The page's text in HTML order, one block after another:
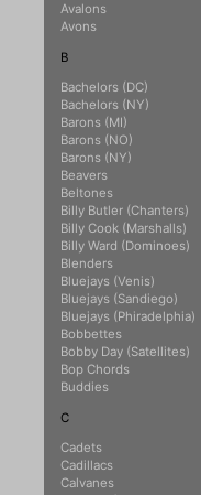
Avalons
Avons
B
Bachelors (DC)
Bachelors (NY)
Barons (MI)
Barons (NO)
Barons (NY)
Beavers
Beltones
Billy Butler (Chanters)
Billy Cook (Marshalls)
Billy Ward (Dominoes)
Blenders
Bluejays (Venis)
Bluejays (Sandiego)
Bluejays (Phiradelphia)
Bobbettes
Bobby Day (Satellites)
Bop Chords
Buddies
C
Cadets
Cadillacs
Calvanes